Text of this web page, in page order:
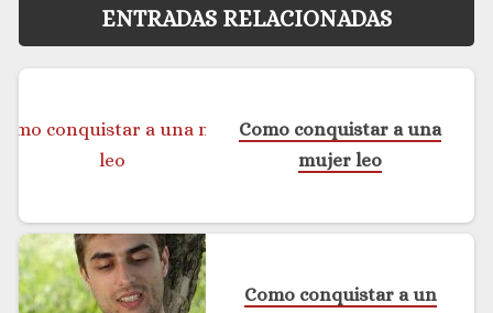
ENTRADAS RELACIONADAS
Como conquistar a una
mujer leo
Como conquistar a un